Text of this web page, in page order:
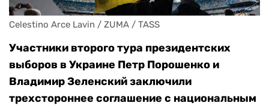
Celestino Arce Lavin / ZUMA / TASS
Участники второго тура президентских
выборов в Украине Петр Порошенко и
Владимир Зеленский заключили
трехстороннее соглашение с национальным